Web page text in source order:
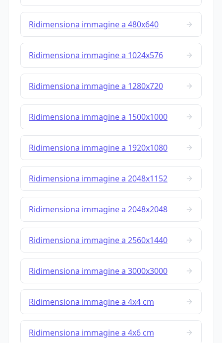
Ridimensiona immagine a 480x640
Ridimensiona immagine a 1024x576
Ridimensiona immagine a 1280x720
Ridimensiona immagine a 1500x1000
Ridimensiona immagine a 1920x1080
Ridimensiona immagine a 2048x1152
Ridimensiona immagine a 2048x2048
Ridimensiona immagine a 2560x1440
Ridimensiona immagine a 3000x3000
Ridimensiona immagine a 4x4 cm
Ridimensiona immagine a 4x6 cm